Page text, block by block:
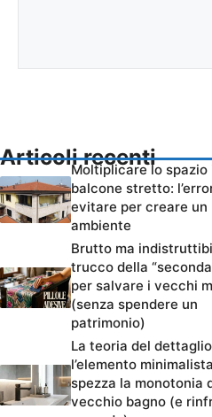
Articoli recenti
Moltiplicare lo spazio
balcone stretto:
evitare per creare un
ambiente
Brutto ma
trucco della
per salvare i vecchi
(senza spendere un
patrimonio)
La teoria del
l’elemento
spezza la monotonia
vecchio bagno (e